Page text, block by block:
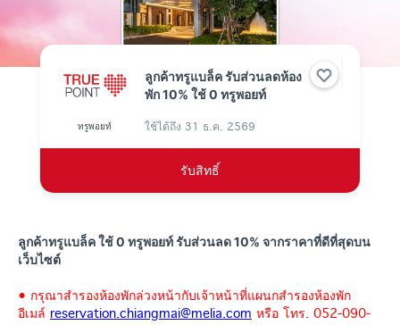
ลูกค้าทรูแบล็ค รับส่วนลดห้อง
พัก 10% ใช้ 0 ทรูพอยท์
ทรูพอยท์ ใช้ได้ถึง 31 ธ.ค. 2569
รับสิทธิ์
ลูกค้าทรูแบล็ค ใช้ 0 ทรูพอยท์ รับส่วนลด 10% จากราคาที่ดีที่สุดบน
เว็บไซต์
• กรุณาสำรองห้องพักล่วงหน้ากับเจ้าหน้าที่แผนกสำรองห้องพัก
อีเมล์ reservation.chiangmai@melia.com หรือ โทร. 052-090-